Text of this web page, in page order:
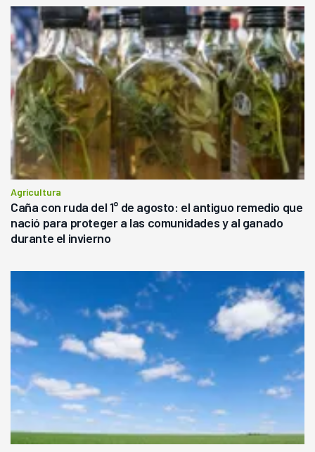
Agricultura
Caña con ruda del 1° de agosto: el antiguo remedio que
nació para proteger a las comunidades y al ganado
durante el invierno